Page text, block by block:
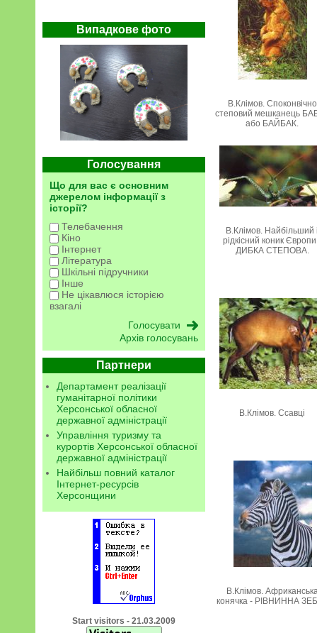
Випадкове фото
Голосування
Що для вас є основним
джерелом інформації з
історії?
Телебачення
Кіно
Інтернет
Література
Шкільні підручники
Інше
Не цікавлюся історією
взагалі
Архів голосувань
Партнери
Департамент реалізації
гуманітарної політики
Херсонської обласної
державної адміністрації
Управління туризму та
курортів Херсонської обласної
державної адміністрації
Найбільш повний каталог
Інтернет-ресурсів
Херсонщини
Start visitors - 21.03.2009
В.Клімов. Споконвічно
степовий мешканець
або БАЙБАК.
В.Клімов. Найбільший
рідкісний коник
ДИБКА СТЕПОВА.
В.Клімов. Ссавці
В.Клімов.
конячка - РІВНИННА